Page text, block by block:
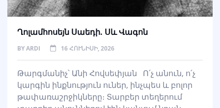
Ղոլամհոսեյն Սաեդի. Սև Վագոն
BYARDI 16 ՀՈՒՆԻՍԻ, 2026
Թարգմանիչ՝ Անի Հովսեփյան Ո՛չ անուն, ո՛չ
կարգին ինքնություն ուներ, ինչպես և բոլոր
թափառաշրջիկները։ Տարբեր տեղերում